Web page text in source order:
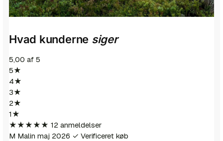
Hvad kunderne siger
5,00 af 5
5★
4★
3★
2★
1★
★★★★★ 12 anmeldelser
M Malin maj 2026 ✓ Verificeret køb